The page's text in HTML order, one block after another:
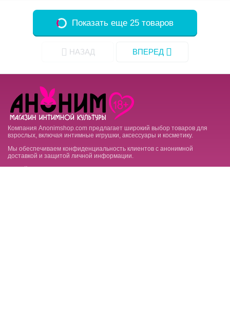
Показать еще 25 товаров
НАЗАД ВПЕРЕД
Компания Anonimshop.com предлагает широкий выбор товаров для
взрослых, включая интимные игрушки, аксессуары и косметику.
Мы обеспечиваем конфиденциальность клиентов с анонимной
доставкой и защитой личной информации.
На сайте доступны полезные статьи и советы по выбору товаров, что